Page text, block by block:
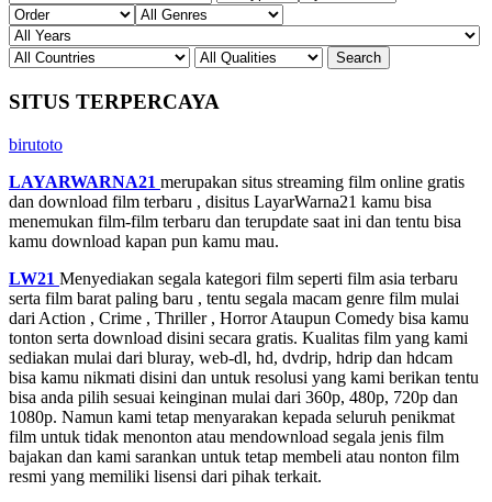
SITUS TERPERCAYA
birutoto
LAYARWARNA21 merupakan situs streaming film online gratis
dan download film terbaru , disitus LayarWarna21 kamu bisa
menemukan film-film terbaru dan terupdate saat ini dan tentu bisa
kamu download kapan pun kamu mau.
LW21 Menyediakan segala kategori film seperti film asia terbaru
serta film barat paling baru , tentu segala macam genre film mulai
dari Action , Crime , Thriller , Horror Ataupun Comedy bisa kamu
tonton serta download disini secara gratis. Kualitas film yang kami
sediakan mulai dari bluray, web-dl, hd, dvdrip, hdrip dan hdcam
bisa kamu nikmati disini dan untuk resolusi yang kami berikan tentu
bisa anda pilih sesuai keinginan mulai dari 360p, 480p, 720p dan
1080p. Namun kami tetap menyarakan kepada seluruh penikmat
film untuk tidak menonton atau mendownload segala jenis film
bajakan dan kami sarankan untuk tetap membeli atau nonton film
resmi yang memiliki lisensi dari pihak terkait.